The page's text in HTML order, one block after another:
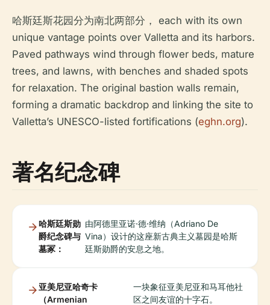
哈斯廷斯花园分为南北两部分， each with its own
unique vantage points over Valletta and its harbors.
Paved pathways wind through flower beds, mature
trees, and lawns, with benches and shaded spots
for relaxation. The original bastion walls remain,
forming a dramatic backdrop and linking the site to
Valletta’s UNESCO-listed fortifications (eghn.org).
著名纪念碑
哈斯廷斯勋
爵纪念碑与
墓冢：
由阿德里亚诺·德·维纳（Adriano De
Vina）设计的这座新古典主义墓园是哈斯
廷斯勋爵的安息之地。
亚美尼亚哈奇卡
（Armenian
一块象征亚美尼亚和马耳他社
区之间友谊的十字石。